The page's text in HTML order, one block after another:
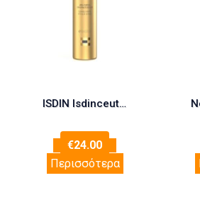
ISDIN Isdinceutics Essential Purifier Aφρός Καθαρισμού Προσώπου, 150ml
€24.00
Περισσότερα